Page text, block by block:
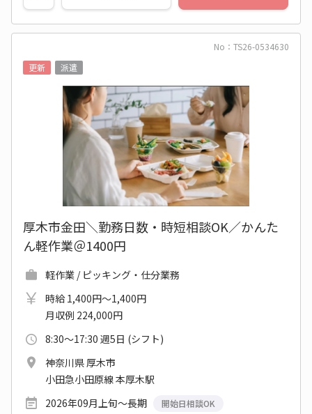
No：TS26-0534630
更新
派遣
厚木市金田＼勤務日数・時短相談OK／かんた
ん軽作業＠1400円
軽作業 / ピッキング・仕分業務
時給 1,400円～1,400円
月収例 224,000円
8:30～17:30 週5日 (シフト)
神奈川県 厚木市
小田急小田原線 本厚木駅
2026年09月上旬～長期
開始日相談OK